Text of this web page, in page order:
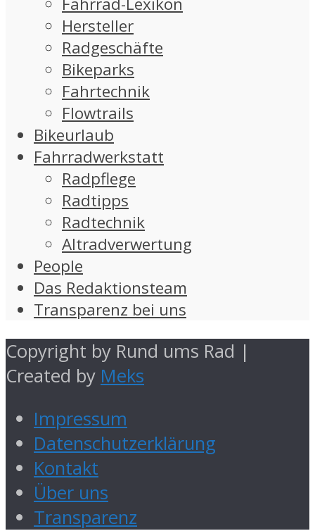
Hersteller
Radgeschäfte
Bikeparks
Fahrtechnik
Flowtrails
Bikeurlaub
Fahrradwerkstatt
Radpflege
Radtipps
Radtechnik
Altradverwertung
People
Das Redaktionsteam
Transparenz bei uns
Copyright by Rund ums Rad |
Created by Meks
Impressum
Datenschutzerklärung
Kontakt
Über uns
Transparenz